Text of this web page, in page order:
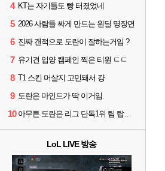
4 KT는 자기들도 빵 터졌었네
5 2026 사람들 싸게 만드는 원딜 명장면
6 진짜 갠적으로 도란이 잘하는거임 ?
7 유기견 입양 캠페인 찍은 티원 ㄷㄷ
8 T1 스킨 머살지 고민돼서 걍
9 도란은 마인드가 딱 이거임.
10 아무튼 도란은 리그 단독1위 팀 탑솔러라는거임
LoL LIVE 방송